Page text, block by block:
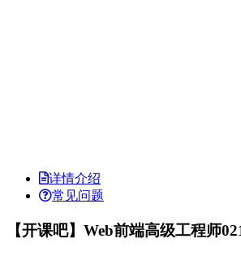
详情介绍
常见问题
【开课吧】Web前端高级工程师